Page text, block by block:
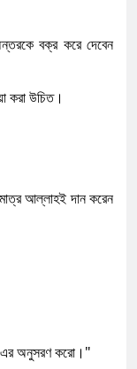
বক্র করে দেবেন
করা উচিত।
আল্লাহই দান করেন
এর অনুসরণ করো।"